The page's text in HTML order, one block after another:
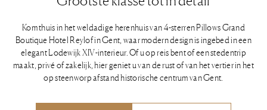
Kom thuis in het weldadige herenhuis van 4-sterren Pillows Grand
Boutique Hotel Reylof in Gent, waar modern design is ingebed in een
elegant Lodewijk XIV-interieur. Of u op reis bent of een stedentrip
maakt, privé of zakelijk, hier geniet u van de rust of van het vertier in het
op steenworp afstand historische centrum van Gent.